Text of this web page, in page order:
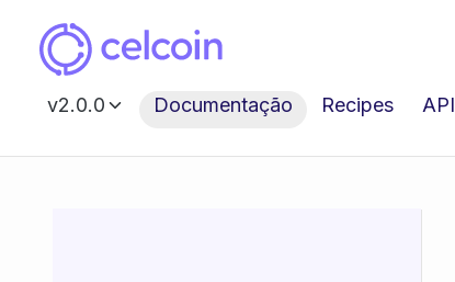
v2.0.0 Documentação Recipes API